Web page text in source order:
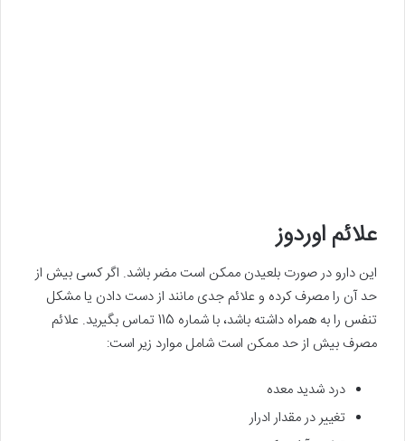
علائم اوردوز
این دارو در صورت بلعیدن ممکن است مضر باشد. اگر کسی بیش از
حد آن را مصرف کرده و علائم جدی مانند از دست دادن یا مشکل
تنفس را به همراه داشته باشد، با شماره 115 تماس بگیرید. علائم
مصرف بیش از حد ممکن است شامل موارد زیر است:
درد شدید معده
تغییر در مقدار ادرار